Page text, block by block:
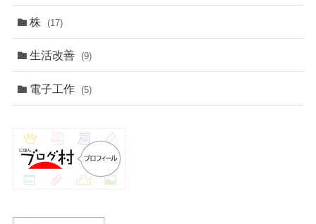
株 (17)
生活改善 (9)
電子工作 (5)